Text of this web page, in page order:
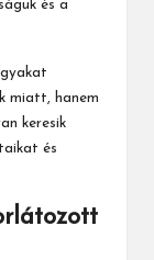
és a
miatt, hanem
keresik
és